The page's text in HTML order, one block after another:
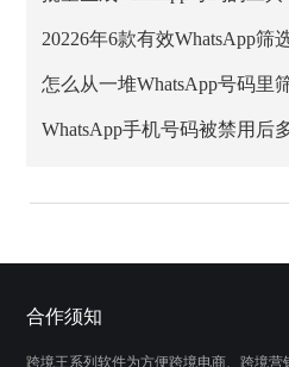
怎么从一堆WhatsApp号码里
WhatsApp手机号码被禁用后
合作须知
跨境王系列软件为方便跨境电商、跨境